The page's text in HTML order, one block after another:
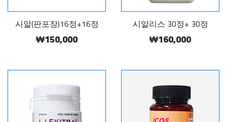
시알(판포장)16정+16정
₩150,000
시알리스 30정+ 30정
₩160,000